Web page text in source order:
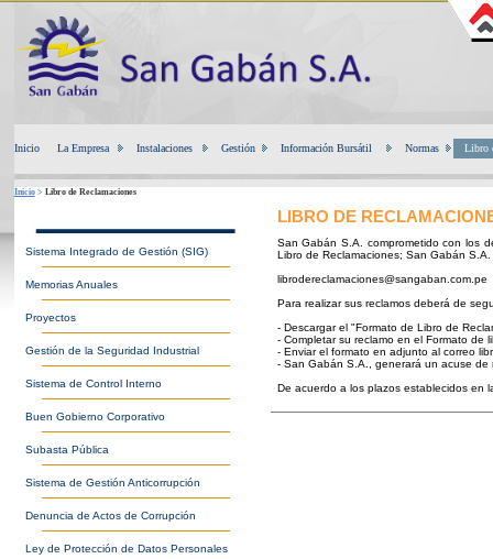
Inicio La Empresa Instalaciones Gestión Información Bursátil Normas Libro
Inicio> Libro de Reclamaciones
Sistema Integrado de Gestión (SIG)
Memorias Anuales
Proyectos
Gestión de la Seguridad Industrial
Sistema de Control Interno
Buen Gobierno Corporativo
Subasta Pública
Sistema de Gestión Anticorrupción
Denuncia de Actos de Corrupción
Ley de Protección de Datos Personales
LIBRO DE
San Gabán S.A. comprometido con los
Libro de Reclamaciones; San Gabán
librodereclamaciones@sangaban.com.pe
Para realizar sus reclamos deberá de
- Descargar el "Formato de Libro de
- Completar su reclamo en el Formato de
- Enviar el formato en adjunto al correo
- San Gabán S.A., generará un acuse de
De acuerdo a los plazos establecidos en